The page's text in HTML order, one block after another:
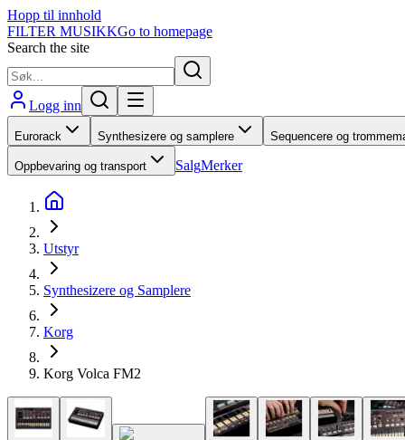
Hopp til innhold
FILTER MUSIKKGo to homepage
Search the site
Logg inn
Eurorack Synthesizere og samplere Sequencere og
Oppbevaring og transport SalgMerker
Utstyr
Synthesizere og Samplere
Korg
Korg Volca FM2